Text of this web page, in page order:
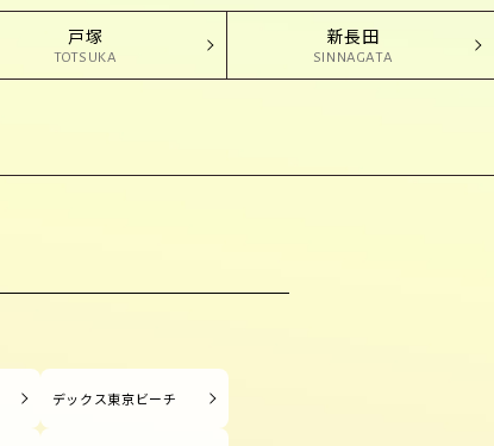
戸塚
TOTSUKA
新長田
SINNAGATA
デックス東京ビーチ